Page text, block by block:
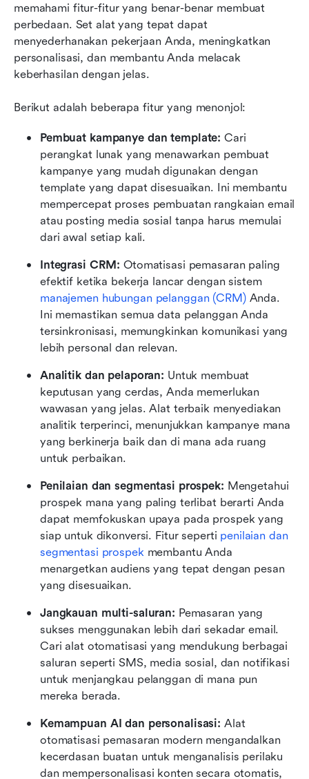
memahami fitur-fitur yang benar-benar membuat
perbedaan. Set alat yang tepat dapat
menyederhanakan pekerjaan Anda, meningkatkan
personalisasi, dan membantu Anda melacak
keberhasilan dengan jelas.
Berikut adalah beberapa fitur yang menonjol:
Pembuat kampanye dan template: Cari
perangkat lunak yang menawarkan pembuat
kampanye yang mudah digunakan dengan
template yang dapat disesuaikan. Ini membantu
mempercepat proses pembuatan rangkaian email
atau posting media sosial tanpa harus memulai
dari awal setiap kali.
Integrasi CRM: Otomatisasi pemasaran paling
efektif ketika bekerja lancar dengan sistem
manajemen hubungan pelanggan (CRM) Anda.
Ini memastikan semua data pelanggan Anda
tersinkronisasi, memungkinkan komunikasi yang
lebih personal dan relevan.
Analitik dan pelaporan: Untuk membuat
keputusan yang cerdas, Anda memerlukan
wawasan yang jelas. Alat terbaik menyediakan
analitik terperinci, menunjukkan kampanye mana
yang berkinerja baik dan di mana ada ruang
untuk perbaikan.
Penilaian dan segmentasi prospek: Mengetahui
prospek mana yang paling terlibat berarti Anda
dapat memfokuskan upaya pada prospek yang
siap untuk dikonversi. Fitur seperti penilaian dan
segmentasi prospek membantu Anda
menargetkan audiens yang tepat dengan pesan
yang disesuaikan.
Jangkauan multi-saluran: Pemasaran yang
sukses menggunakan lebih dari sekadar email.
Cari alat otomatisasi yang mendukung berbagai
saluran seperti SMS, media sosial, dan notifikasi
untuk menjangkau pelanggan di mana pun
mereka berada.
Kemampuan AI dan personalisasi: Alat
otomatisasi pemasaran modern mengandalkan
kecerdasan buatan untuk menganalisis perilaku
dan mempersonalisasi konten secara otomatis,